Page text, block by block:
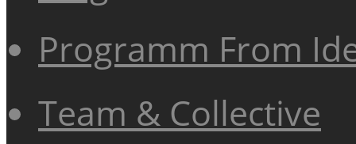
Programm From
Team & Collective